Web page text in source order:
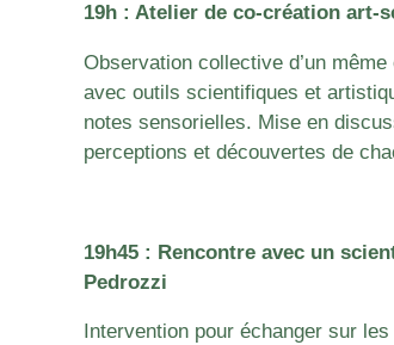
19h : Atelier de co-création art-
Observation collective d’un
avec outils scientifiques et
notes sensorielles. Mise en
perceptions et découvertes de
19h45 : Rencontre avec un
Pedrozzi
Intervention pour échanger sur